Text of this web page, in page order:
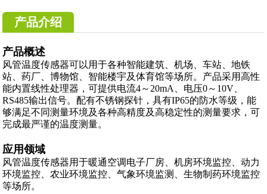
产品介绍
产品概述
风管温度传感器可以用于各种智能建筑、机场、车站、地铁
站、药厂、博物馆、智能楼宇及体育馆等场所。产品采用高性
能内置线性处理器，可提供电流4～20mA、电压0～10V、
RS485输出信号。配有不锈钢探针，具有IP65的防水等级，能
够满足不同测量环境及各种高精度及高稳定性的测量要求，可
完成最严谨的温度测量。
应用领域
风管温度传感器用于暖通空调电子厂房、机房环境监控、动力
环境监控、农业环境监控、气象环境监测、生物制药环境监控
等场所。